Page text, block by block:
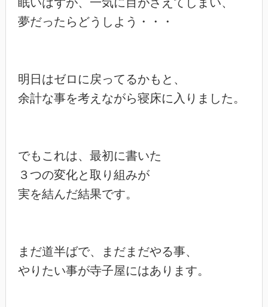
夢だったらどうしよう・・・
明日はゼロに戻ってるかもと、
余計な事を考えながら寝床に入りました。
でもこれは、最初に書いた
３つの変化と取り組みが
実を結んだ結果です。
まだ道半ばで、まだまだやる事、
やりたい事が寺子屋にはあります。